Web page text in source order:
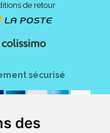
des
de retour
sécurisé